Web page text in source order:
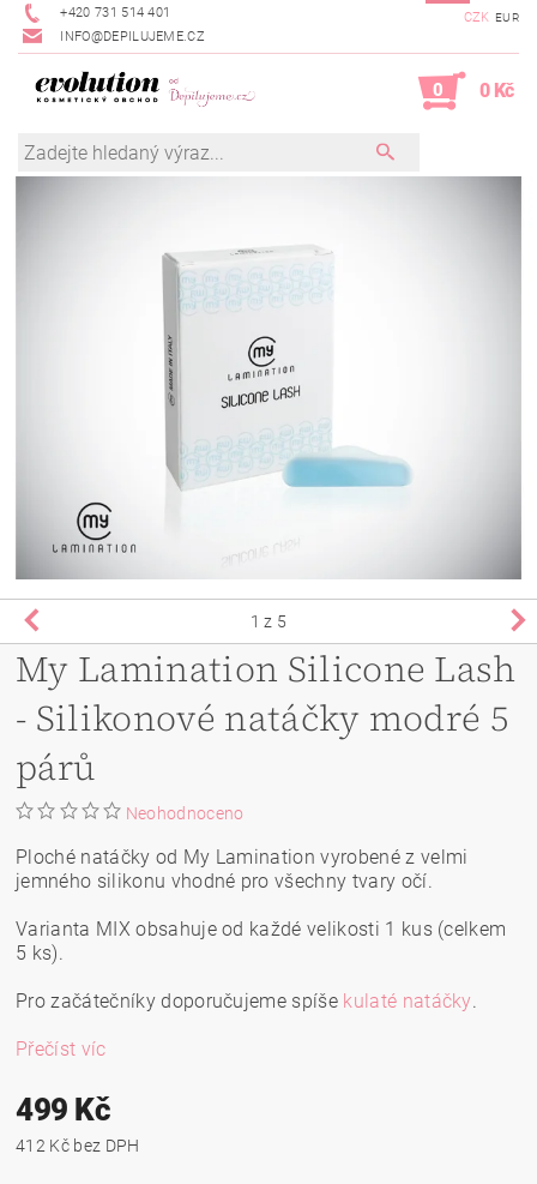
+420 731 514 401
INFO@DEPILUJEME.CZ
CZK EUR
0 0 Kč
1 z 5
My Lamination Silicone Lash
- Silikonové natáčky modré 5
párů
Neohodnoceno
Ploché natáčky od My Lamination vyrobené z velmi
jemného silikonu vhodné pro všechny tvary očí.
Varianta MIX obsahuje od každé velikosti 1 kus (celkem
5 ks).
Pro začátečníky doporučujeme spíše kulaté natáčky.
Přečíst víc
499 Kč
412 Kč bez DPH